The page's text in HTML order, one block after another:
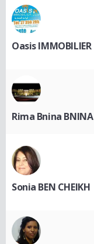
Oasis IMMOBILIER
Rima Bnina BNINA
Sonia BEN CHEIKH